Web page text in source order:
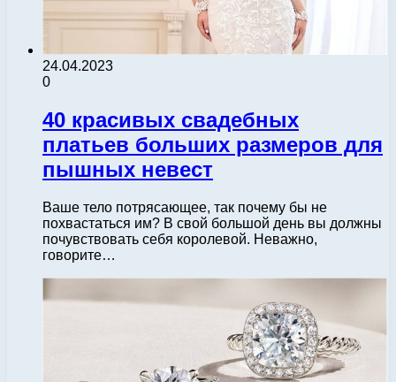
24.04.2023
0
40 красивых свадебных
платьев больших размеров для
пышных невест
Ваше тело потрясающее, так почему бы не
похвастаться им? В свой большой день вы должны
почувствовать себя королевой. Неважно,
говорите…